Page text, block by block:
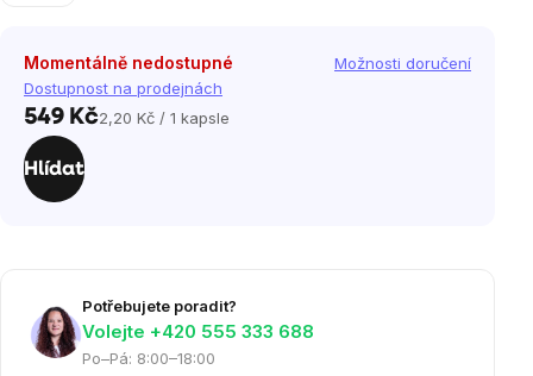
Momentálně nedostupné
Dostupnost na prodejnách
Možnosti doručení
549 KčMěrná
2,20 Kč / 1 kapsle
Hlídat
Potřebujete poradit?
Volejte ‭+420 555 333 688
Po–Pá: 8:00–18:00